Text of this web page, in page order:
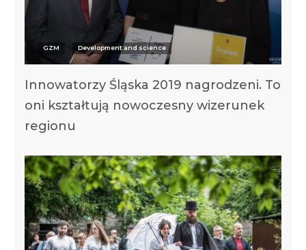
GZM Development and science
Innowatorzy Śląska 2019 nagrodzeni. To
oni kształtują nowoczesny wizerunek
regionu